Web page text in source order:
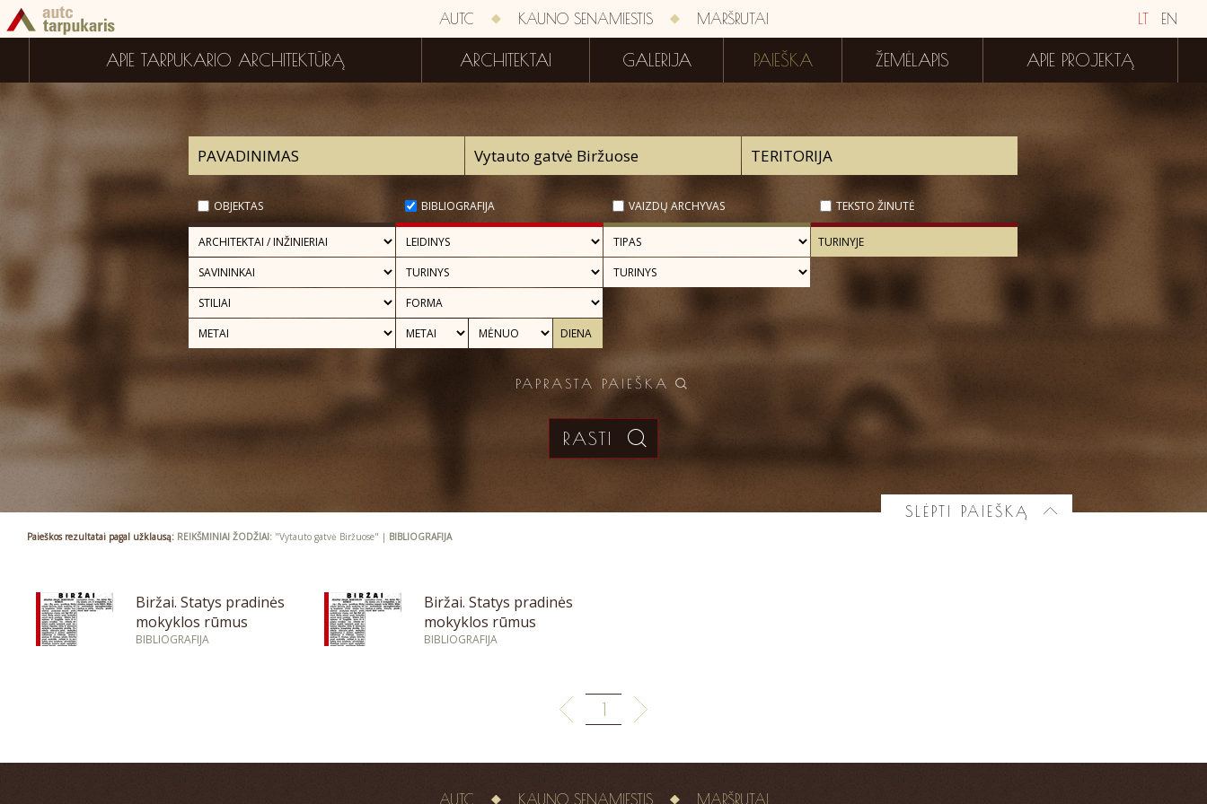
LT EN
AUTC KAUNO SENAMIESTIS MARŠRUTAI
APIE TARPUKARIO ARCHITEKTŪRĄ ARCHITEKTAI GALERIJA PAIEŠKA ŽEMĖLAPIS APIE PROJEKTĄ
OBJEKTAS BIBLIOGRAFIJA VAIZDŲ ARCHYVAS TEKSTO ŽINUTĖ
PAPRASTA PAIEŠKA
SLĖPTI PAIEŠKĄ
Paieškos rezultatai pagal užklausą: REIKŠMINIAI ŽODŽIAI: "Vytauto gatvė Biržuose" | BIBLIOGRAFIJA
Biržai. Statys pradinės
mokyklos rūmus
BIBLIOGRAFIJA
Biržai. Statys pradinės
mokyklos rūmus
BIBLIOGRAFIJA
1
AUTC KAUNO SENAMIESTIS MARŠRUTAI